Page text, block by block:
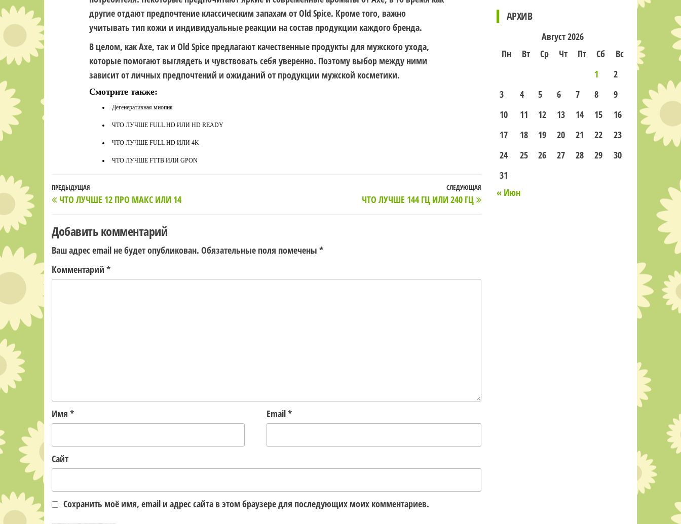
другие отдают предпочтение классическим запахам от Old Spice. Кроме того, важно
учитывать тип кожи и индивидуальные реакции на состав продукции каждого бренда.
В целом, как Axe, так и Old Spice предлагают качественные продукты для мужского ухода,
которые помогают выглядеть и чувствовать себя уверенно. Поэтому выбор между ними
зависит от личных предпочтений и ожиданий от продукции мужской косметики.
Смотрите также:
Дегенеративная миопия
ЧТО ЛУЧШЕ FULL HD ИЛИ HD READY
ЧТО ЛУЧШЕ FULL HD ИЛИ 4K
ЧТО ЛУЧШЕ FTTB ИЛИ GPON
Навигация
по
записям
Предыдущая
запись
ПРЕДЫДУЩАЯ
ЧТО ЛУЧШЕ 12 ПРО МАКС ИЛИ 14
Следующая
запись
СЛЕДУЮЩАЯ
ЧТО ЛУЧШЕ 144 ГЦ ИЛИ 240 ГЦ
Добавить комментарий
Ваш адрес email не будет опубликован. Обязательные поля помечены *
Комментарий *
Имя * Email*
Сайт
Сохранить моё имя, email и адрес сайта в этом браузере для последующих моих комментариев.
АРХИВ
Август 2026
Пн
Вт Ср Чт Пт Сб
Вс
1
2
3
4 5 6 7 8
9
10
11 12 13 14 15
16
17
18 19 20 21 22
23
24
25 26 27 28 29
30
31
« Июн